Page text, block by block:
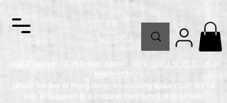
根據香港法律，不得在業務過程中，向未成年人售賣或供應令
人醺醉的酒類。
Under the law of Hong Kong, intoxicating liquor must not be
sold or supplied to a minor in the course of business.